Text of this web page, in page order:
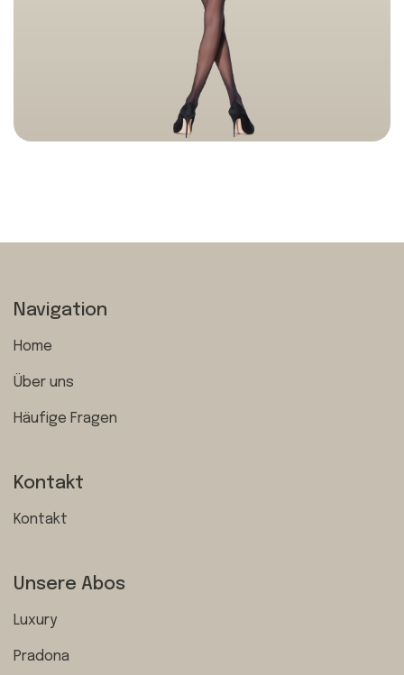
Navigation
Home
Über uns
Häufige Fragen
Kontakt
Kontakt
Unsere Abos
Luxury
Pradona